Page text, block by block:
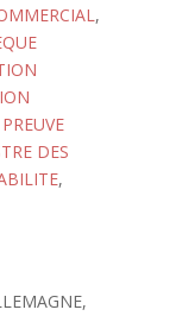
,
PREUVE
DES
,